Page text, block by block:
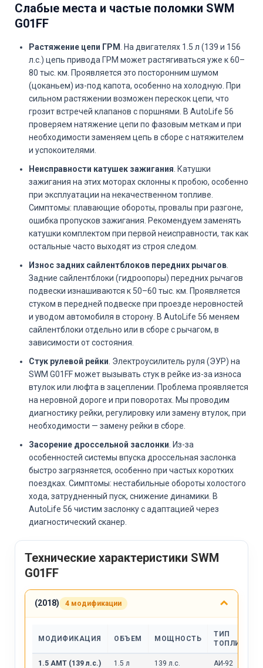
Слабые места и частые поломки SWM
G01FF
Растяжение цепи ГРМ
. На двигателях 1.5 л (139 и 156
л.с.) цепь привода ГРМ может растягиваться уже к 60–
80 тыс. км. Проявляется это посторонним шумом
(цоканьем) из-под капота, особенно на холодную. При
сильном растяжении возможен перескок цепи, что
грозит встречей клапанов с поршнями. В AutoLife 56
проверяем натяжение цепи по фазовым меткам и при
необходимости заменяем цепь в сборе с натяжителем
и успокоителями.
Неисправности катушек зажигания . Катушки
зажигания на этих моторах склонны к пробою, особенно
при эксплуатации на некачественном топливе.
Симптомы: плавающие обороты, провалы при разгоне,
ошибка пропусков зажигания. Рекомендуем заменять
катушки комплектом при первой неисправности, так как
остальные часто выходят из строя следом.
Износ задних сайлентблоков передних рычагов
Задние сайлентблоки (гидроопоры) передних рычагов
подвески изнашиваются к 50–60 тыс. км. Проявляется
стуком в передней подвеске при проезде неровностей
и уводом автомобиля в сторону. В AutoLife 56 меняем
сайлентблоки отдельно или в сборе с рычагом, в
зависимости от состояния.
Стук рулевой рейки . Электроусилитель руля (ЭУР) на
SWM G01FF может вызывать стук в рейке из-за износа
втулок или люфта в зацеплении. Проблема проявляется
на неровной дороге и при поворотах. Мы проводим
диагностику рейки, регулировку или замену втулок, при
необходимости — замену рейки в сборе.
Засорение дроссельной заслонки . Из-за
особенностей системы впуска дроссельная заслонка
быстро загрязняется, особенно при частых коротких
поездках. Симптомы: нестабильные обороты холостого
хода, затрудненный пуск, снижение динамики. В
AutoLife 56 чистим заслонку с адаптацией через
диагностический сканер.
Технические характеристики SWM
G01FF
(2018) 4 модификации
МОДИФИКАЦИЯ ОБЪЕМ МОЩНОСТЬ
ТИП
ТОПЛИВА
1.5 AMT (139 л.с.) 1.5 л 139 л.с. АИ-92